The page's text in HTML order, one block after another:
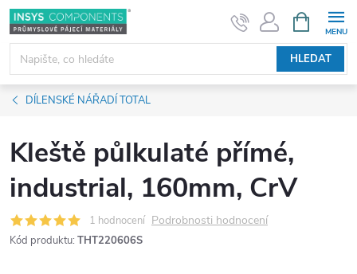
Přejít
na
obsah
HLEDAT
NÁKUPNÍ
KOŠÍK
DÍLENSKÉ NÁŘADÍ TOTAL
Kleště půlkulaté přímé,
industrial, 160mm, CrV
1 hodnocení Podrobnosti hodnocení
Kód produktu: THT220606S